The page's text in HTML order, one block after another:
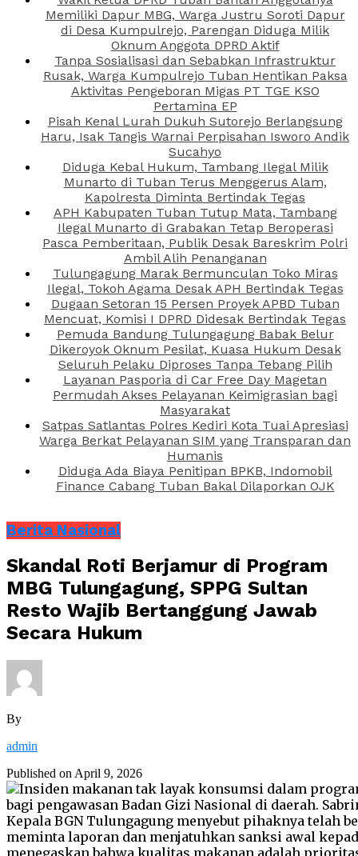
Memiliki Dapur MBG, Warga Justru Soroti Dapur
di Desa Kumpulrejo, Parengan Diduga Milik
Oknum Anggota DPRD Aktif
Tanpa Sosialisasi dan Sebabkan Infrastruktur
Rusak, Warga Kumpulrejo Tuban Hentikan Paksa
Aktivitas Pengeboran Migas PT TGE KSO
Pertamina EP
Pisah Kenal Lurah Dukuh Sutorejo Berlangsung
Haru, Isak Tangis Warnai Perpisahan Isworo Andik
Sucahyo
Diduga Kebal Hukum, Tambang Ilegal Milik
Munarto di Tuban Terus Menggerus Alam,
Kapolresta Diminta Bertindak Tegas
APH Kabupaten Tuban Tutup Mata, Tambang
Ilegal Munarto di Grabakan Tetap Beroperasi
Pasca Pemberitaan, Publik Desak Bareskrim Polri
Ambil Alih Penanganan
Tulungagung Marak Bermunculan Toko Miras
Ilegal, Tokoh Agama Desak APH Bertindak Tegas
Dugaan Setoran 15 Persen Proyek APBD Tuban
Mencuat, Komisi I DPRD Didesak Bertindak Tegas
Pemuda Bandung Tulungagung Babak Belur
Dikeroyok Oknum Pesilat, Kuasa Hukum Desak
Seluruh Pelaku Diproses Tanpa Tebang Pilih
Layanan Pasporia di Car Free Day Magetan
Permudah Akses Pelayanan Keimigrasian bagi
Masyarakat
Satpas Satlantas Polres Kediri Kota Tuai Apresiasi
Warga Berkat Pelayanan SIM yang Transparan dan
Humanis
Diduga Ada Biaya Penitipan BPKB, Indomobil
Finance Cabang Tuban Bakal Dilaporkan OJK
Berita Nasional
Skandal Roti Berjamur di Program
MBG Tulungagung, SPPG Sultan
Resto Wajib Bertanggung Jawab
Secara Hukum
By
admin
Published on April 9, 2026